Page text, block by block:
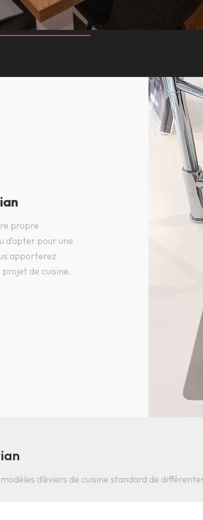
propre
d’opter pour une
apporterez
de cuisine.
modèles d’éviers de cuisine standard de